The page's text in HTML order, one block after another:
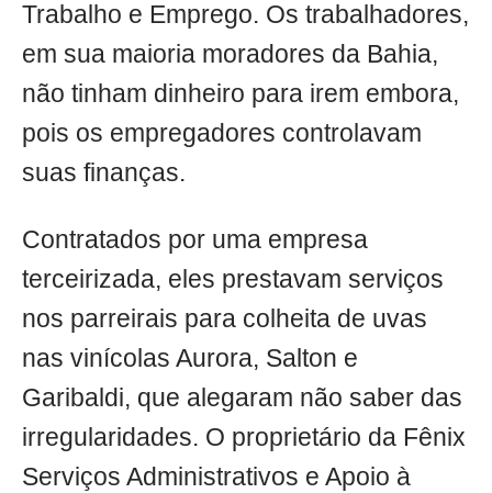
Trabalho e Emprego. Os trabalhadores,
em sua maioria moradores da Bahia,
não tinham dinheiro para irem embora,
pois os empregadores controlavam
suas finanças.
Contratados por uma empresa
terceirizada, eles prestavam serviços
nos parreirais para colheita de uvas
nas vinícolas Aurora, Salton e
Garibaldi, que alegaram não saber das
irregularidades. O proprietário da Fênix
Serviços Administrativos e Apoio à